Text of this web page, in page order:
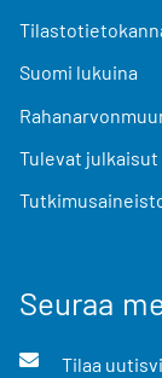
Suomi lukuina
Tulevat julkaisut
Seuraa
Tilaa